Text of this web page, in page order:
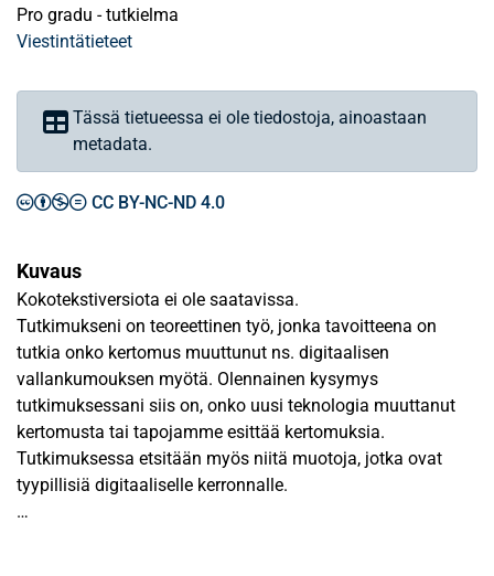
Pro gradu - tutkielma
Viestintätieteet
Tässä tietueessa ei ole tiedostoja, ainoastaan
metadata.
CC BY-NC-ND 4.0
Kuvaus
Kokotekstiversiota ei ole saatavissa.
Tutkimukseni on teoreettinen työ, jonka tavoitteena on
tutkia onko kertomus muuttunut ns. digitaalisen
vallankumouksen myötä. Olennainen kysymys
tutkimuksessani siis on, onko uusi teknologia muuttanut
kertomusta tai tapojamme esittää kertomuksia.
Tutkimuksessa etsitään myös niitä muotoja, jotka ovat
tyypillisiä digitaaliselle kerronnalle.